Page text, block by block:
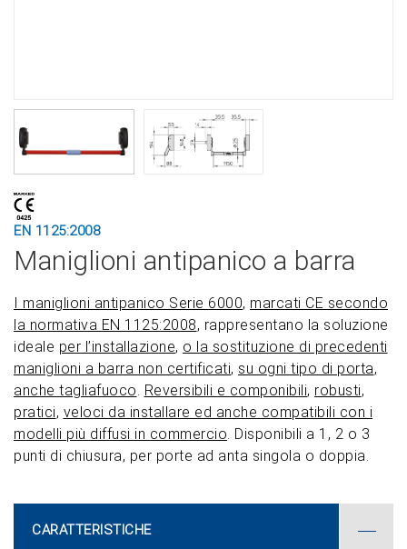
EN 1125:2008
Maniglioni antipanico a barra
I maniglioni antipanico Serie 6000, marcati CE secondo
la normativa EN 1125:2008, rappresentano la soluzione
ideale per l’installazione, o la sostituzione di precedenti
maniglioni a barra non certificati, su ogni tipo di porta,
anche tagliafuoco. Reversibili e componibili, robusti,
pratici, veloci da installare ed anche compatibili con i
modelli più diffusi in commercio. Disponibili a 1, 2 o 3
punti di chiusura, per porte ad anta singola o doppia.
CARATTERISTICHE